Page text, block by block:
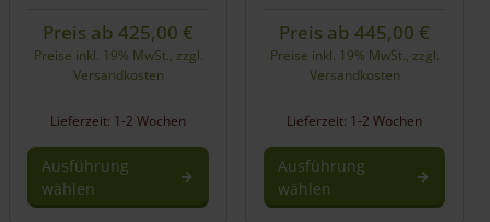
Preis ab 425,00 €
Preise inkl. 19% MwSt., zzgl.
Versandkosten
Lieferzeit: 1-2 Wochen
Ausführung
wählen
Preis ab 445,00 €
Preise inkl. 19% MwSt., zzgl.
Versandkosten
Lieferzeit: 1-2 Wochen
Ausführung
wählen